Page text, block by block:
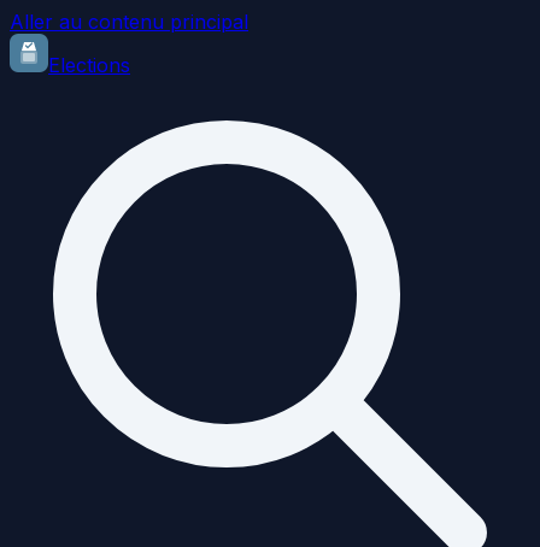
Aller au contenu principal
Elections